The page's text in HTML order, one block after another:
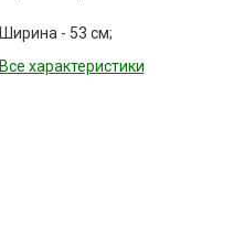
Ширина - 53 см;
Все характеристики